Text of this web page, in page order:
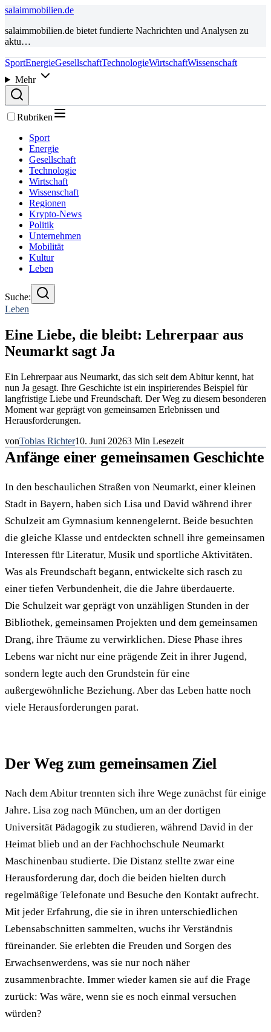
salaimmobilien.de
salaimmobilien.de bietet fundierte Nachrichten und Analysen zu
aktu…
SportEnergieGesellschaftTechnologieWirtschaftWissenschaft
Mehr
Rubriken
Sport
Energie
Gesellschaft
Technologie
Wirtschaft
Wissenschaft
Regionen
Krypto-News
Politik
Unternehmen
Mobilität
Kultur
Leben
Suche:
Leben
Eine Liebe, die bleibt: Lehrerpaar aus
Neumarkt sagt Ja
Ein Lehrerpaar aus Neumarkt, das sich seit dem Abitur kennt, hat
nun Ja gesagt. Ihre Geschichte ist ein inspirierendes Beispiel für
langfristige Liebe und Freundschaft. Der Weg zu diesem besonderen
Moment war geprägt von gemeinsamen Erlebnissen und
Herausforderungen.
vonTobias Richter10. Juni 20263 Min Lesezeit
Anfänge einer gemeinsamen Geschichte
In den beschaulichen Straßen von Neumarkt, einer kleinen
Stadt in Bayern, haben sich Lisa und David während ihrer
Schulzeit am Gymnasium kennengelernt. Beide besuchten
die gleiche Klasse und entdeckten schnell ihre gemeinsamen
Interessen für Literatur, Musik und sportliche Aktivitäten.
Was als Freundschaft begann, entwickelte sich rasch zu
einer tiefen Verbundenheit, die die Jahre überdauerte.
Die Schulzeit war geprägt von unzähligen Stunden in der
Bibliothek, gemeinsamen Projekten und dem gemeinsamen
Drang, ihre Träume zu verwirklichen. Diese Phase ihres
Lebens war nicht nur eine prägende Zeit in ihrer Jugend,
sondern legte auch den Grundstein für eine
außergewöhnliche Beziehung. Aber das Leben hatte noch
viele Herausforderungen parat.
Der Weg zum gemeinsamen Ziel
Nach dem Abitur trennten sich ihre Wege zunächst für einige
Jahre. Lisa zog nach München, um an der dortigen
Universität Pädagogik zu studieren, während David in der
Heimat blieb und an der Fachhochschule Neumarkt
Maschinenbau studierte. Die Distanz stellte zwar eine
Herausforderung dar, doch die beiden hielten durch
regelmäßige Telefonate und Besuche den Kontakt aufrecht.
Mit jeder Erfahrung, die sie in ihren unterschiedlichen
Lebensabschnitten sammelten, wuchs ihr Verständnis
füreinander. Sie erlebten die Freuden und Sorgen des
Erwachsenwerdens, was sie nur noch näher
zusammenbrachte. Immer wieder kamen sie auf die Frage
zurück: Was wäre, wenn sie es noch einmal versuchen
würden?